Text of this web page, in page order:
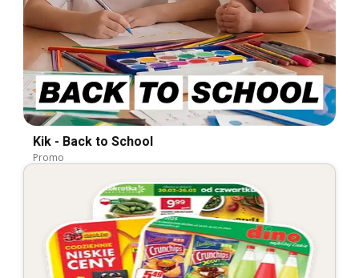
Kik - Back to School
Promo